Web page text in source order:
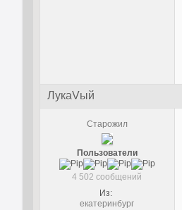
ЛукаVый
Старожил
Пользователи
4 502 сообщений
Из:
екатеринбург